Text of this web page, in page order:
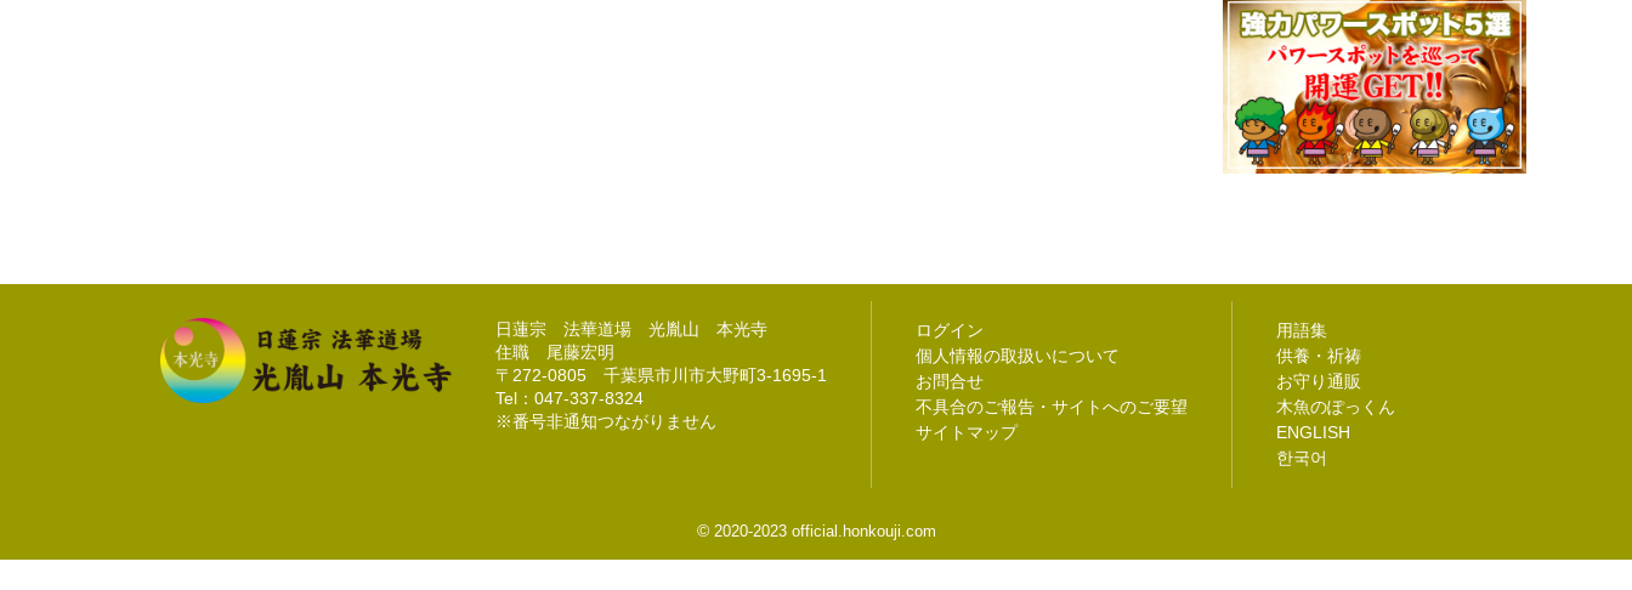
日蓮宗 法華道場 光胤山 本光寺
住職 尾藤宏明
〒272-0805 千葉県市川市大野町3-1695-1
Tel：047-337-8324
※番号非通知つながりません
ログイン
個人情報の取扱いについて
お問合せ
不具合のご報告・サイトへのご要望
サイトマップ
用語集
供養・祈祷
お守り通販
木魚のぽっくん
ENGLISH
한국어
©2020-2023 official.honkouji.com